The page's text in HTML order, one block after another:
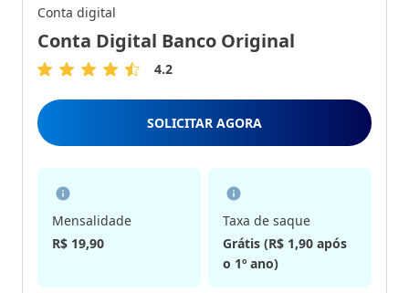
Conta digital
Conta Digital Banco Original
4.2
5
Estrelas
4.2
SOLICITAR AGORA
Mensalidade
R$ 19,90
Taxa de saque
Grátis (R$ 1,90 após
o 1º ano)